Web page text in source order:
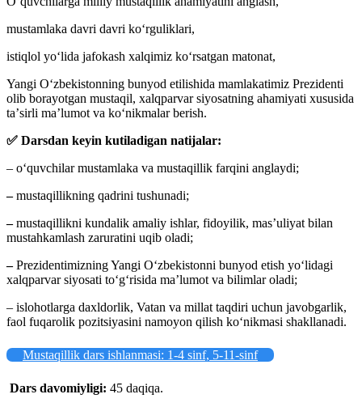
mustamlaka davri davri koʻrguliklari,
istiqlol yoʻlida jafokash xalqimiz koʻrsatgan matonat,
Yangi Oʻzbekistonning bunyod etilishida mamlakatimiz Prezidenti
olib borayotgan mustaqil, xalqparvar siyosatning ahamiyati xususida
taʼsirli maʼlumot va koʻnikmalar berish.
✅ Darsdan keyin kutiladigan natijalar:
– oʻquvchilar mustamlaka va mustaqillik farqini anglaydi;
–mustaqillikning qadrini tushunadi;
–mustaqillikni kundalik amaliy ishlar, fidoyilik, masʼuliyat bilan
mustahkamlash zaruratini uqib oladi;
–Prezidentimizning Yangi Oʻzbekistonni bunyod etish yoʻlidagi
xalqparvar siyosati toʻgʻrisida maʼlumot va bilimlar oladi;
– islohotlarga daxldorlik, Vatan va millat taqdiri uchun javobgarlik,
faol fuqarolik pozitsiyasini namoyon qilish koʻnikmasi shakllanadi.
Mustaqillik dars ishlanmasi: 1-4 sinf, 5-11-sinf
Dars davomiyligi: 45 daqiqa.